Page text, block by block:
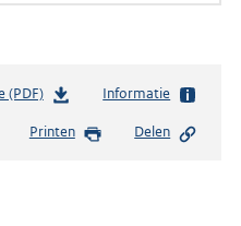
(PDF)b
s
Informatie
Printen Delen